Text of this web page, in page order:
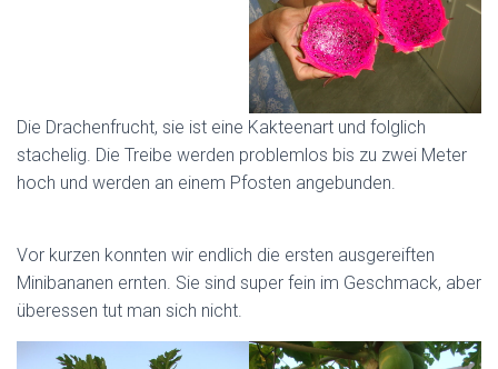
Die Drachenfrucht, sie ist eine Kakteenart und folglich
stachelig. Die Treibe werden problemlos bis zu zwei Meter
hoch und werden an einem Pfosten angebunden.
Vor kurzen konnten wir endlich die ersten ausgereiften
Minibananen ernten. Sie sind super fein im Geschmack, aber
überessen tut man sich nicht.